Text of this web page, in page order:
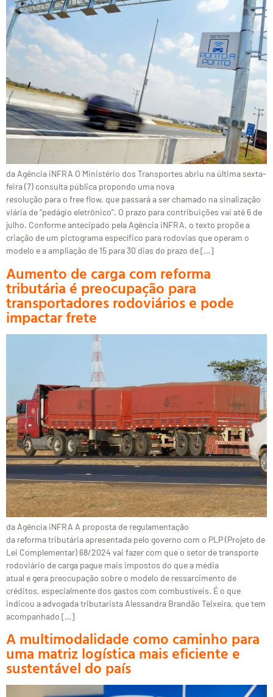
da Agência iNFRA O Ministério dos Transportes abriu na última sexta-
feira (7) consulta pública propondo uma nova
resolução para o free flow, que passará a ser chamado na sinalização
viária de “pedágio eletrônico”. O prazo para contribuições vai até 6 de
julho. Conforme antecipado pela Agência iNFRA, o texto propõe a
criação de um pictograma específico para rodovias que operam o
modelo e a ampliação de 15 para 30 dias do prazo de […]
Aumento de carga com reforma
tributária é preocupação para
transportadores rodoviários e pode
impactar frete
da Agência iNFRA A proposta de regulamentação
da reforma tributária apresentada pelo governo com o PLP (Projeto de
Lei Complementar) 68/2024 vai fazer com que o setor de transporte
rodoviário de carga pague mais impostos do que a média
atual e gera preocupação sobre o modelo de ressarcimento de
créditos, especialmente dos gastos com combustíveis. É o que
indicou a advogada tributarista Alessandra Brandão Teixeira, que tem
acompanhado […]
A multimodalidade como caminho para
uma matriz logística mais eficiente e
sustentável do país